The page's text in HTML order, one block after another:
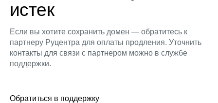
истек
Если вы хотите сохранить домен — обратитесь к
партнеру Руцентра для оплаты продления. Уточнить
контакты для связи с партнером можно в службе
поддержки.
Обратиться в поддержку